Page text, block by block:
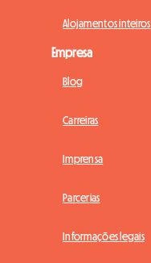
Alojamentos inteiros
Empresa
Blog
Carreiras
Imprensa
Parcerias
Informações legais